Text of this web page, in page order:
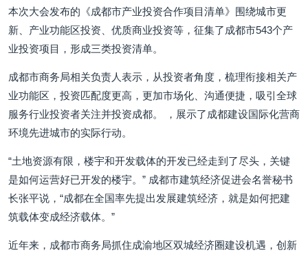
本次大会发布的《成都市产业投资合作项目清单》围绕城市更
新、产业功能区投资、优质商业投资等，征集了成都市543个产
业投资项目，形成三类投资清单。
成都市商务局相关负责人表示，从投资者角度，梳理衔接相关产
业功能区，投资匹配度更高，更加市场化、沟通便捷，吸引全球
服务行业投资者关注并投资成都。 ，展示了成都建设国际化营商
环境先进城市的实际行动。
“土地资源有限，楼宇和开发载体的开发已经走到了尽头，关键
是如何运营好已开发的楼宇。” 成都市建筑经济促进会名誉秘书
长张平说，“成都在全国率先提出发展建筑经济，就是如何把建
筑载体变成经济载体。”
近年来，成都市商务局抓住成渝地区双城经济圈建设机遇，创新